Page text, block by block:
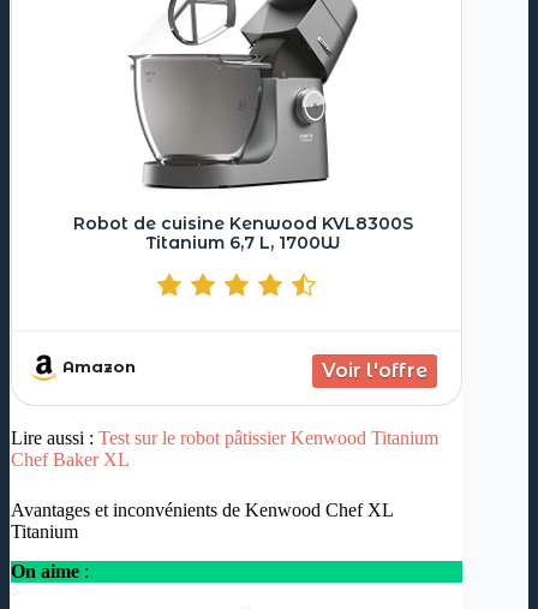
Robot de cuisine Kenwood KVL8300S
Titanium 6,7 L, 1700W
Amazon
Lire aussi : Test sur le robot pâtissier Kenwood Titanium
Chef Baker XL
Avantages et inconvénients de Kenwood Chef XL
Titanium
On aime :